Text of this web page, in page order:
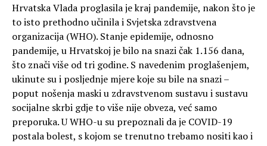
Hrvatska Vlada proglasila je kraj pandemije, nakon što je
to isto prethodno učinila i Svjetska zdravstvena
organizacija (WHO). Stanje epidemije, odnosno
pandemije, u Hrvatskoj je bilo na snazi čak 1.156 dana,
što znači više od tri godine. S navedenim proglašenjem,
ukinute su i posljednje mjere koje su bile na snazi –
poput nošenja maski u zdravstvenom sustavu i sustavu
socijalne skrbi gdje to više nije obveza, već samo
preporuka. U WHO-u su prepoznali da je COVID-19
postala bolest, s kojom se trenutno trebamo nositi kao i